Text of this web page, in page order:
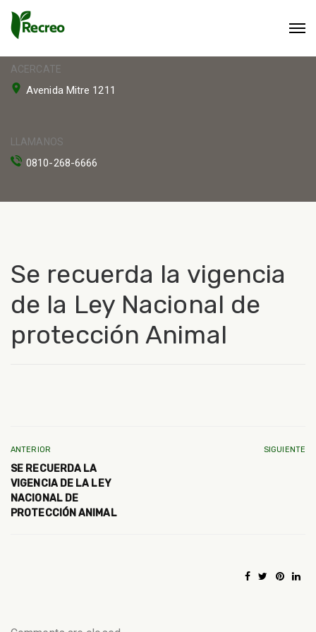
ACERCATE
Avenida Mitre 1211
LLAMANOS
0810-268-6666
Se recuerda la vigencia
de la Ley Nacional de
protección Animal
ANTERIOR
SE RECUERDA LA
VIGENCIA DE LA LEY
NACIONAL DE
PROTECCIÓN ANIMAL
SIGUIENTE